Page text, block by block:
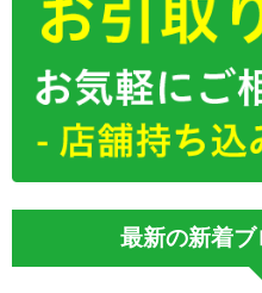
最新の新着